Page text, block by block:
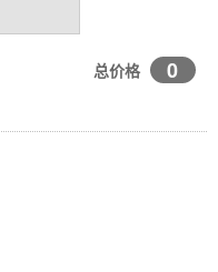
总价格 0